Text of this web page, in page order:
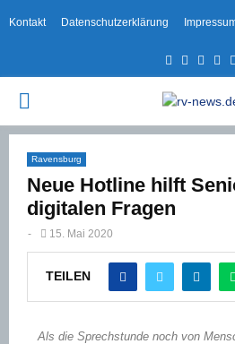
Kontakt Datenschutzerklärung
Facebook
Twitter
PRIMARY
MENU
Ravensburg
Neue Hotline hilft
digitalen Fragen
- 15. Mai 2020
TEILEN
Als die Sprechstunde noch von